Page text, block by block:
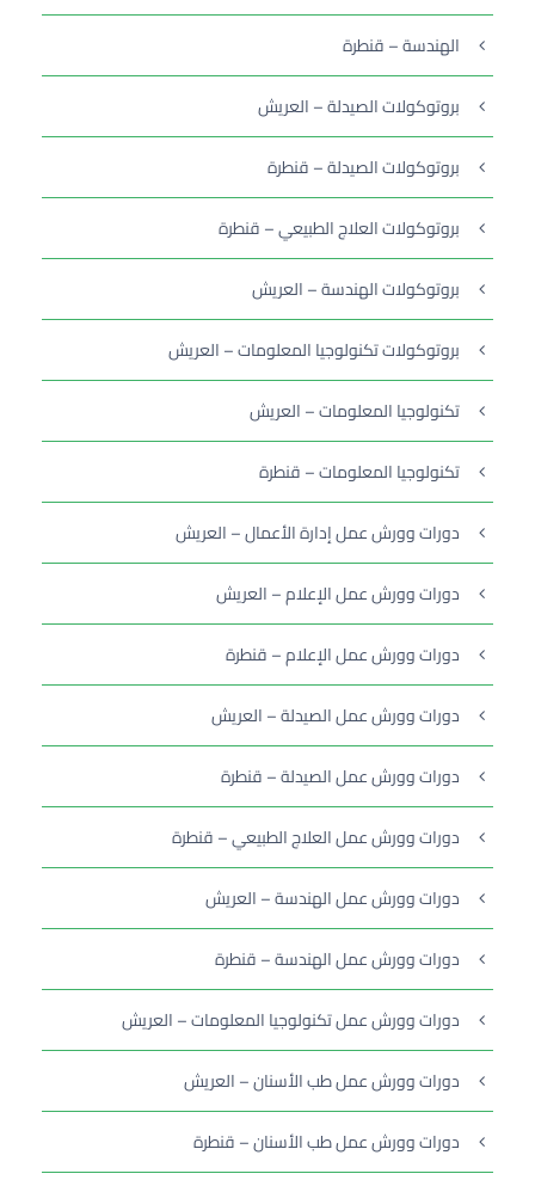
الهندسة – قنطرة
بروتوكولات الصيدلة – العريش
بروتوكولات الصيدلة – قنطرة
بروتوكولات العلاج الطبيعي – قنطرة
بروتوكولات الهندسة – العريش
بروتوكولات تكنولوجيا المعلومات – العريش
تكنولوجيا المعلومات – العريش
تكنولوجيا المعلومات – قنطرة
دورات وورش عمل إدارة الأعمال – العريش
دورات وورش عمل الإعلام – العريش
دورات وورش عمل الإعلام – قنطرة
دورات وورش عمل الصيدلة – العريش
دورات وورش عمل الصيدلة – قنطرة
دورات وورش عمل العلاج الطبيعي – قنطرة
دورات وورش عمل الهندسة – العريش
دورات وورش عمل الهندسة – قنطرة
دورات وورش عمل تكنولوجيا المعلومات – العريش
دورات وورش عمل طب الأسنان – العريش
دورات وورش عمل طب الأسنان – قنطرة